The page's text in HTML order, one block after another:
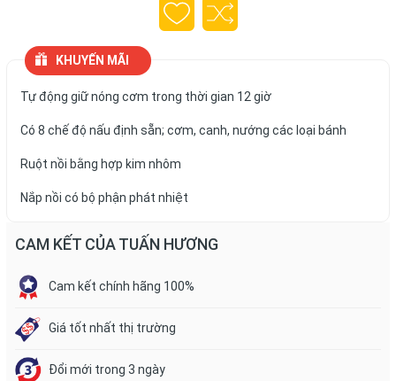
KHUYẾN MÃI
Tự động giữ nóng cơm trong thời gian 12 giờ
Có 8 chế độ nấu định sẵn; cơm, canh, nướng các loại bánh
Ruột nồi bằng hợp kim nhôm
Nắp nồi có bộ phận phát nhiệt
CAM KẾT CỦA TUẤN HƯƠNG
Cam kết chính hãng 100%
Giá tốt nhất thị trường
Đổi mới trong 3 ngày